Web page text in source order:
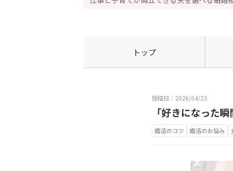
トップ
投稿日：2026/04/23
「好きになった
婚活のコツ 婚活のお悩み